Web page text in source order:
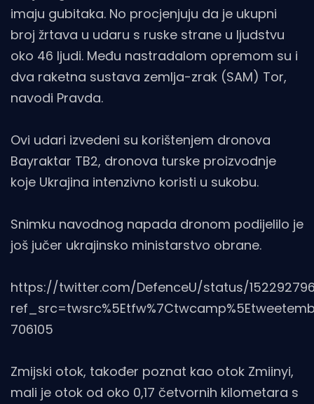
imaju gubitaka. No procjenjuju da je ukupni
broj žrtava u udaru s ruske strane u ljudstvu
oko 46 ljudi. Među nastradalom opremom su i
dva raketna sustava zemlja-zrak (SAM) Tor,
navodi Pravda.
Ovi udari izvedeni su korištenjem dronova
Bayraktar TB2, dronova turske proizvodnje
koje Ukrajina intenzivno koristi u sukobu.
Snimku navodnog napada dronom podijelilo je
još jučer ukrajinsko ministarstvo obrane.
https://twitter.com/DefenceU/status/
706105
Zmijski otok, također poznat kao otok Zmiinyi,
mali je otok od oko 0,17 četvornih kilometara s